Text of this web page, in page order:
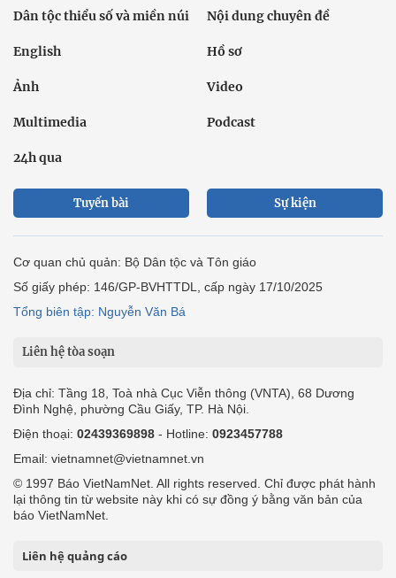
Dân tộc thiểu số và miền núi Nội dung chuyên đề
English Hồ sơ
Ảnh Video
Multimedia Podcast
24h qua
Tuyến bài Sự kiện
Cơ quan chủ quản: Bộ Dân tộc và Tôn giáo
Số giấy phép: 146/GP-BVHTTDL, cấp ngày 17/10/2025
Tổng biên tập: Nguyễn Văn Bá
Liên hệ tòa soạn
Địa chỉ: Tầng 18, Toà nhà Cục Viễn thông (VNTA), 68 Dương
Đình Nghệ, phường Cầu Giấy, TP. Hà Nội.
Điện thoại: 02439369898 - Hotline: 0923457788
Email: vietnamnet@vietnamnet.vn
© 1997 Báo VietNamNet. All rights reserved. Chỉ được phát hành
lại thông tin từ website này khi có sự đồng ý bằng văn bản của
báo VietNamNet.
Liên hệ quảng cáo